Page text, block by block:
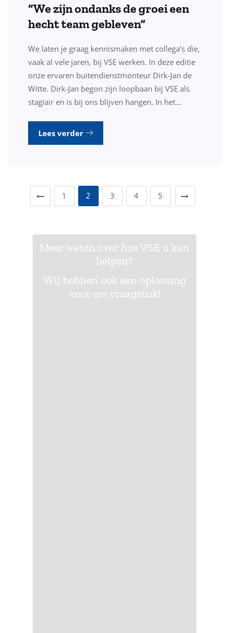
“We zijn ondanks de groei een
hecht team gebleven”
We laten je graag kennismaken met collega’s die,
vaak al vele jaren, bij VSE werken. In deze editie
onze ervaren buitendienstmonteur Dirk-Jan de
Witte. Dirk-Jan begon zijn loopbaan bij VSE als
stagiair en is bij ons blijven hangen. In het…
Lees verder
1 2 3 4 5
Meer weten over hoe VSE u kan
helpen?
Wij hebben ook een oplossing
voor uw vraagstuk!